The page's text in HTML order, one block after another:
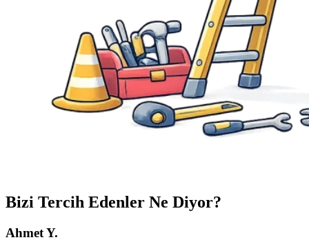
Bizi Tercih Edenler Ne Diyor?
Ahmet Y.